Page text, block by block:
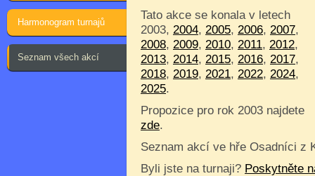
Harmonogram turnajů
Seznam všech akcí
Tato akce se konala v letech
2003, 2004, 2005, 2006, 2007,
2008, 2009, 2010, 2011, 2012,
2013, 2014, 2015, 2016, 2017,
2018, 2019, 2021, 2022, 2024,
2025.
Propozice pro rok 2003 najdete
zde.
Seznam akcí ve hře Osadníci z
Byli jste na turnaji? Poskytněte